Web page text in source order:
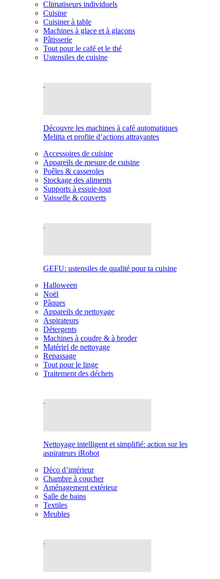
Climatiseurs individuels
Cuisine
Cuisiner à table
Machines à glace et à glaçons
Pâtisserie
Tout pour le café et le thé
Ustensiles de cuisine
Découvre les machines à café automatiques
Melitta et profite d’actions attrayantes
Accessoires de cuisine
Appareils de mesure de cuisine
Poêles & casseroles
Stockage des aliments
Supports à essuie-tout
Vaisselle & couverts
GEFU: ustensiles de qualité pour ta cuisine
Halloween
Noël
Pâques
Appareils de nettoyage
Aspirateurs
Détergents
Machines à coudre & à broder
Matériel de nettoyage
Repassage
Tout pour le linge
Traitement des déchets
Nettoyage intelligent et simplifié: action sur les
aspirateurs iRobot
Déco d’intérieur
Chambre à coucher
Aménagement extérieur
Salle de bains
Textiles
Meubles